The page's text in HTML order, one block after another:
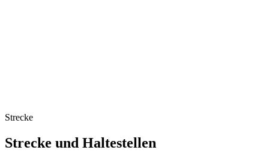
Strecke
Strecke und Haltestellen